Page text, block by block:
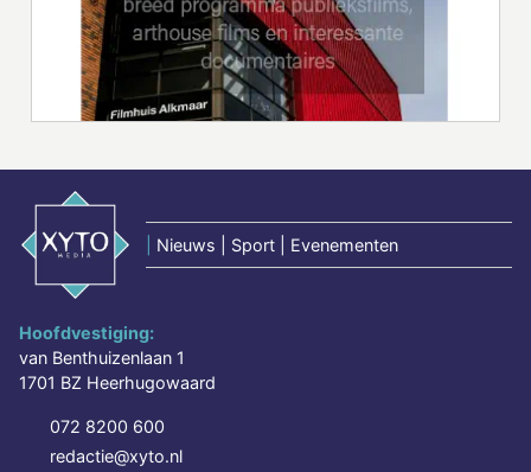
Nieuws | Sport | Evenementen
Hoofdvestiging:
van Benthuizenlaan 1
1701 BZ Heerhugowaard
072 8200 600
redactie@xyto.nl